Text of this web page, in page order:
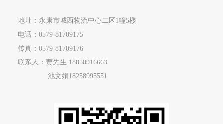
地址：永康市城西物流中心二区1幢5楼
电话： 0579-81709175
传真：0579-81709176
联系人：贾先生 18858916663
池文娟18258995551